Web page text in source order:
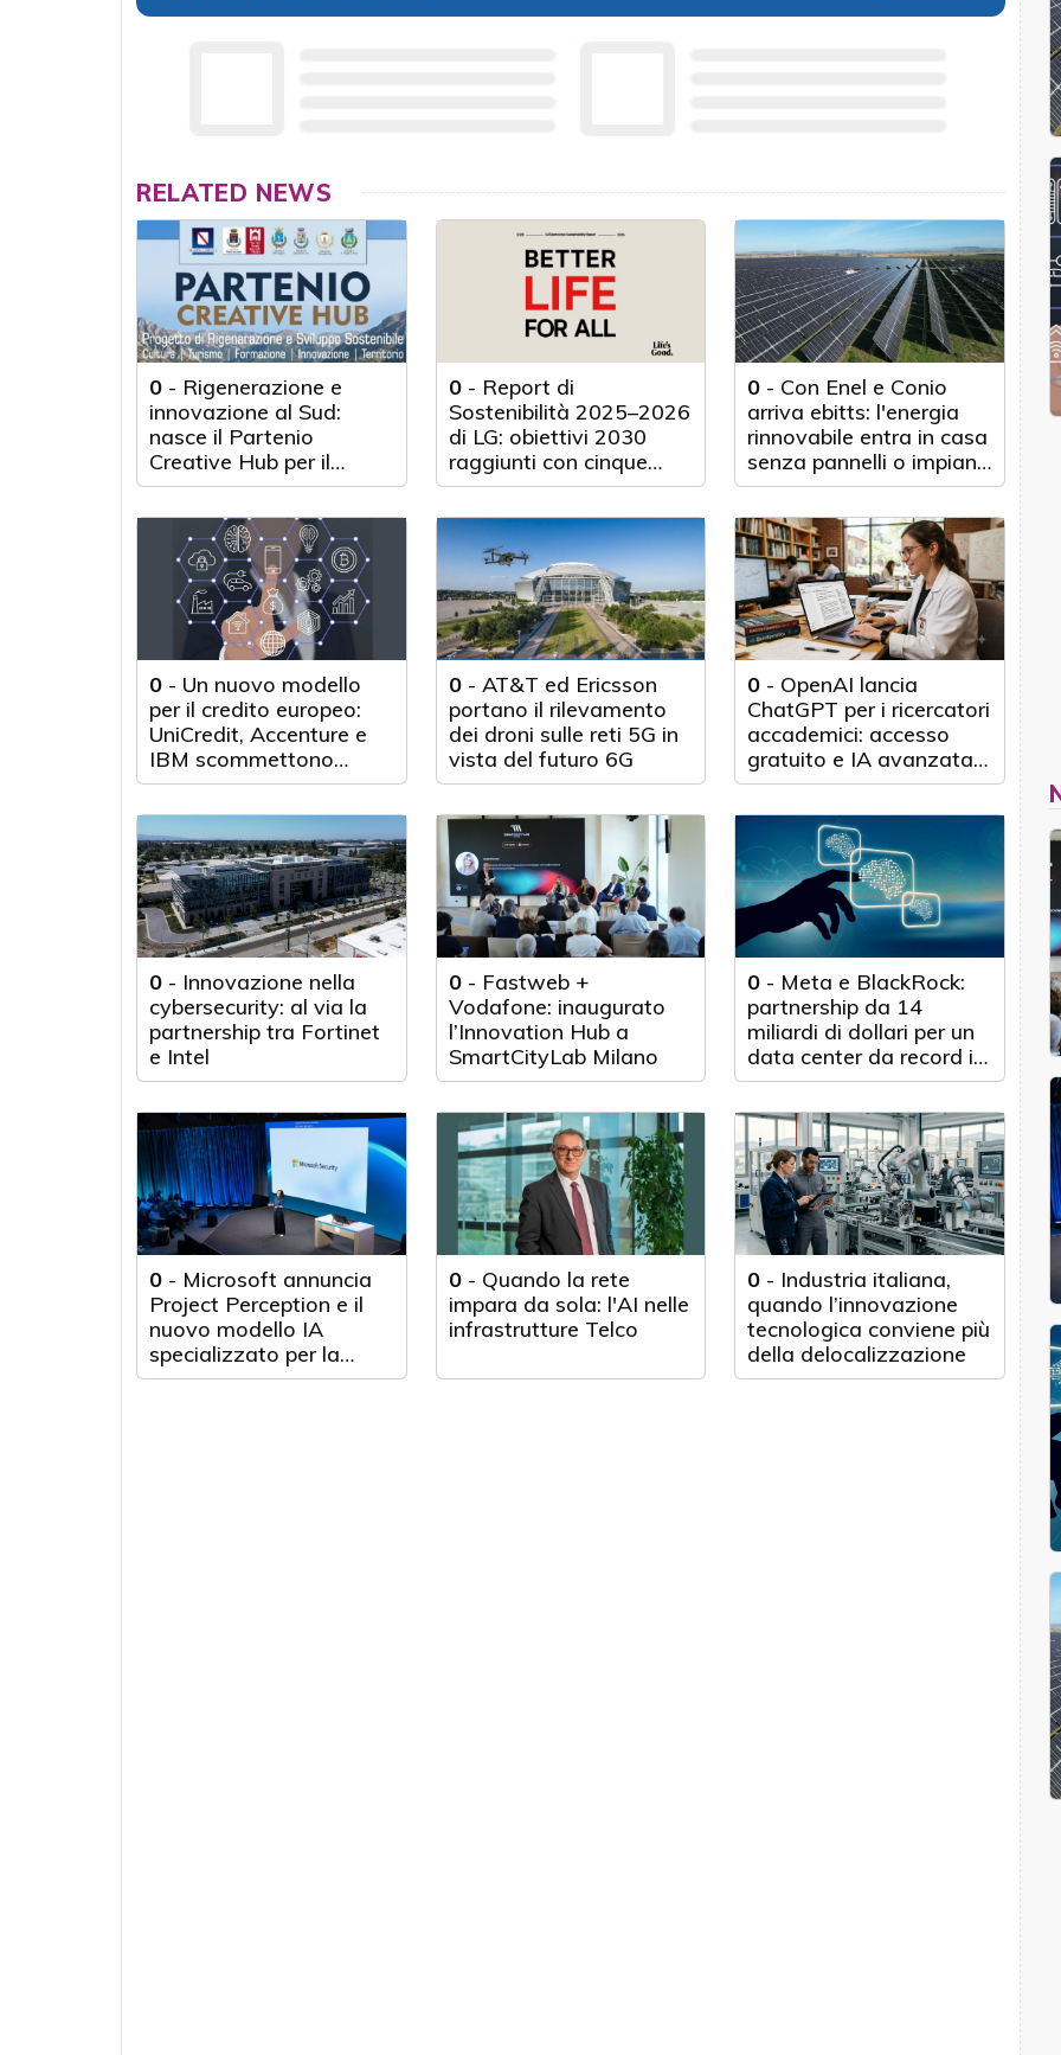
RELATED NEWS
0 - Rigenerazione e
innovazione al Sud:
nasce il Partenio
Creative Hub per il
rilancio del territorio
0- Report di
Sostenibilità 2025–2026
di LG: obiettivi 2030
raggiunti con cinque
anni d'anticipo
0 - Con Enel e Conio
arriva ebitts: l'energia
rinnovabile entra in casa
senza pannelli o impianti
fisici
0 - Un nuovo modello
per il credito europeo:
UniCredit, Accenture e
IBM scommettono
sull'innovazione
tecnologica
0- AT&T ed Ericsson
portano il rilevamento
dei droni sulle reti 5G in
vista del futuro 6G
0 - OpenAI lancia
ChatGPT per i ricercatori
accademici: accesso
gratuito e IA avanzata
per 100.000 scienziati
0 - Innovazione nella
cybersecurity: al via la
partnership tra Fortinet
e Intel
0- Fastweb +
Vodafone: inaugurato
l’Innovation Hub a
SmartCityLab Milano
0 - Meta e BlackRock:
partnership da 14
miliardi di dollari per un
data center da record in
Texas
0 - Microsoft annuncia
Project Perception e il
nuovo modello IA
specializzato per la
cybersecurity
0- Quando la rete
impara da sola: l'AI nelle
infrastrutture Telco
0 - Industria italiana,
quando l’innovazione
tecnologica conviene più
della delocalizzazione